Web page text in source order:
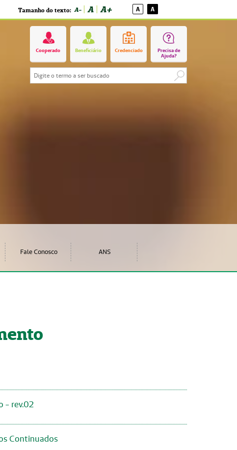
Tamanho do texto: A- A A+ A A
Cooperado Beneficiário Credenciado
Precisa de
Ajuda?
Fale Conosco ANS
- rev.02
Continuados